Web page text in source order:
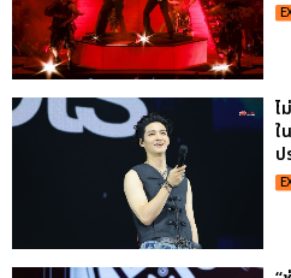
ไ
ใ
ป